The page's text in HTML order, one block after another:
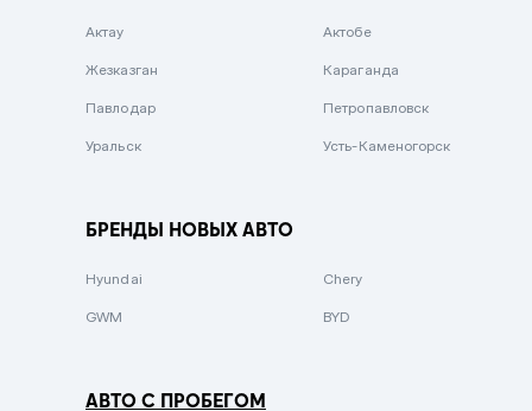
Зеленый металлик
Актау Актобе
Жезказган Караганда
Павлодар Петропавловск
Уральск Усть-Каменогорск
БРЕНДЫ НОВЫХ АВТО
Hyundai Chery
GWM BYD
АВТО С ПРОБЕГОМ